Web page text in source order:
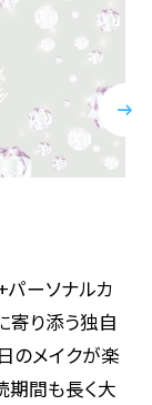
パーソナルカ
寄り添う独自
のメイクが楽
期間も長く大